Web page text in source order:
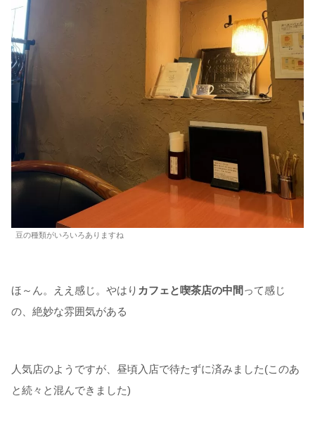
豆の種類がいろいろありますね
ほ～ん。ええ感じ。やはり カフェと喫茶店の中間 って感じ
の、絶妙な雰囲気がある
人気店のようですが、昼頃入店で待たずに済みました(このあ
と続々と混んできました)